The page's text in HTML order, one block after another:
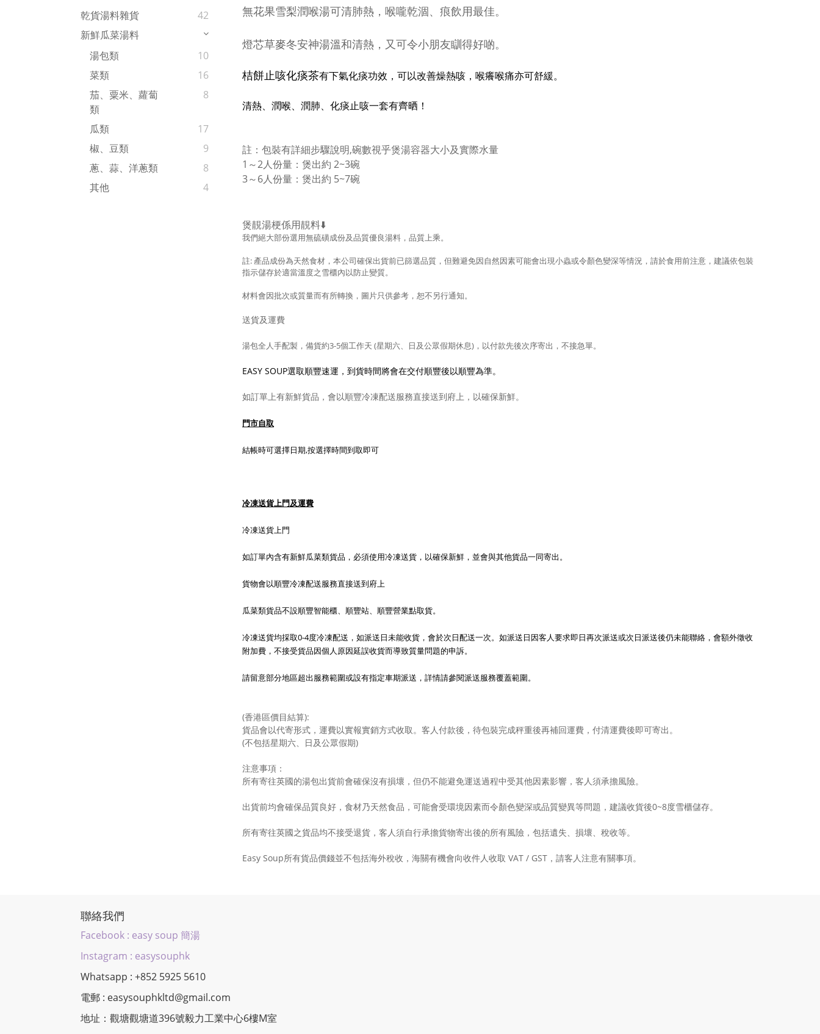
乾貨湯料雜貨
42
新鮮瓜菜湯料
湯包類
10
菜類
16
茄、粟米、蘿蔔
類
8
瓜類
17
椒、豆類
9
蔥、蒜、洋蔥類
8
其他
4
無花果雪梨潤喉湯可清肺熱，喉嚨乾涸、痕飲用最佳。
燈芯草麥冬安神湯溫和清熱，又可令小朋友瞓得好啲。
桔餅止咳化痰茶有下氣化痰功效，可以改善燥熱咳，喉癢喉痛亦可舒緩。
清熱、潤喉、潤肺、化痰止咳一套有齊晒！
註：包裝有詳細步驟說明,碗數視乎煲湯容器大小及實際水量
1～2人份量：煲出約 2~3碗
3～6人份量： 煲出約 5~7碗
煲靚湯梗係用靚料⬇️
我們絕大部份選用無硫磺成份及品質優良湯料，品質上乘。
註: 產品成份為天然食材，本公司確保出貨前已篩選品質，但難避免因自然因素可能會出現小蟲或令顏色變深等情況，請於食用前注意，建議依包裝
指示儲存於適當溫度之雪櫃內以防止變質。
材料會因批次或質量而有所轉換，圖片只供參考， 恕不另行通知。
送貨及運費
湯包全人手配製，備貨約3-5個工作天 (星期六、日及公眾假期休息)，以付款先後次序寄出，不接急單。
EASY SOUP選取順豐速運，到貨時間將會在交付順豐後以順豐為準。
如訂單上有新鮮貨品，會以順豐冷凍配送服務直接送到府上，以確保新鮮。
門市自取
結帳時可選擇日期,按選擇時間到取即可
冷凍送貨上門及運費
冷凍送貨上門
如訂單內含有新鮮瓜菜類貨品，必須使用冷凍送貨，以確保新鮮，並會與其他貨品一同寄出。
貨物會以順豐冷凍配送服務直接送到府上
瓜菜類貨品不設順豐智能櫃、順豐站、順豐營業點取貨。
冷凍送貨均採取0-4度冷凍配送，如派送日未能收貨，會於次日配送一次。如派送日因客人要求即日再次派送或次日派送後仍未能聯絡，會額外徵收
附加費，不接受貨品因個人原因延誤收貨而導致質量問題的申訴。
請留意部分地區超出服務範圍或設有指定車期派送，詳情請參閱派送服務覆蓋範圍。
(香港區價目結算):
貨品會以代寄形式，運費以實報實銷方式收取。客人付款後，待包裝完成秤重後再補回運費，付清運費後即可寄出。
(不包括星期六、日及公眾假期)
注意事項：
所有寄往英國的湯包出貨前會確保沒有損壞，但仍不能避免運送過程中受其他因素影響，客人須承擔風險。
出貨前均會確保品質良好，食材乃天然食品，可能會受環境因素而令顏色變深或品質變異等問題，建議收貨後0~8度雪櫃儲存。
所有寄往英國之貨品均不接受退貨，客人須自行承擔貨物寄出後的所有風險，包括遺失、損壞、稅收等。
Easy Soup所有貨品價錢並不包括海外稅收，海關有機會向收件人收取 VAT / GST，請客人注意有關事項。
聯絡我們
Facebook : easy soup 簡湯
Instagram : easysouphk
Whatsapp : +852 5925 5610
電郵 : easysouphkltd@gmail.com
地址：觀塘觀塘道396號毅力工業中心6樓M室